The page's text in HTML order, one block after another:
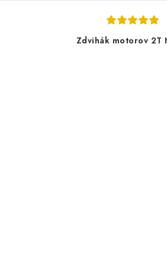
Zdvihák motorov 2T